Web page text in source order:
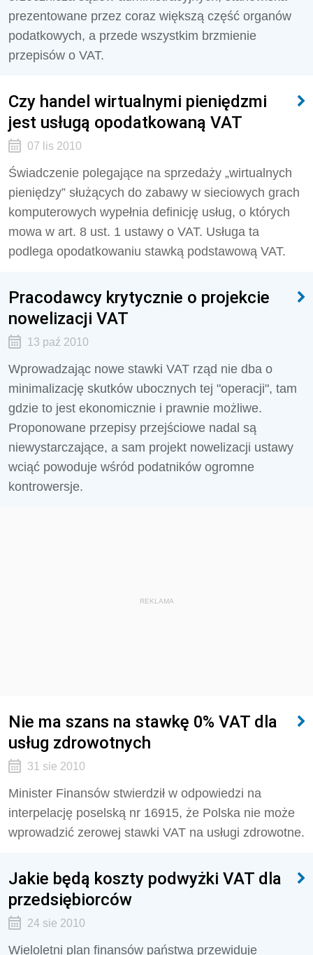
prezentowane przez coraz większą część organów
podatkowych, a przede wszystkim brzmienie
przepisów o VAT.
Czy handel wirtualnymi pieniędzmi
jest usługą opodatkowaną VAT
07 lis 2010
Świadczenie polegające na sprzedaży „wirtualnych
pieniędzy” służących do zabawy w sieciowych grach
komputerowych wypełnia definicję usług, o których
mowa w art. 8 ust. 1 ustawy o VAT. Usługa ta
podlega opodatkowaniu stawką podstawową VAT.
Pracodawcy krytycznie o projekcie
nowelizacji VAT
13 paź 2010
Wprowadzając nowe stawki VAT rząd nie dba o
minimalizację skutków ubocznych tej "operacji", tam
gdzie to jest ekonomicznie i prawnie możliwe.
Proponowane przepisy przejściowe nadal są
niewystarczające, a sam projekt nowelizacji ustawy
wciąć powoduje wśród podatników ogromne
kontrowersje.
REKLAMA
Nie ma szans na stawkę 0% VAT dla
usług zdrowotnych
31 sie 2010
Minister Finansów stwierdził w odpowiedzi na
interpelację poselską nr 16915, że Polska nie może
wprowadzić zerowej stawki VAT na usługi zdrowotne.
Jakie będą koszty podwyżki VAT dla
przedsiębiorców
24 sie 2010
Wieloletni plan finansów państwa przewiduje